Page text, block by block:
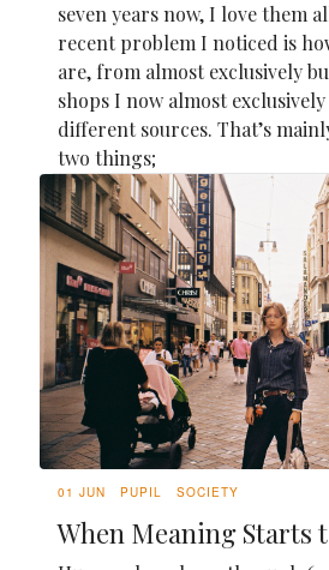
seven years now, I love them
recent problem I noticed is
are, from almost exclusively
shops I now almost
different sources. That’s
two things;
01 JUN PUPIL SOCIETY
When Meaning Starts